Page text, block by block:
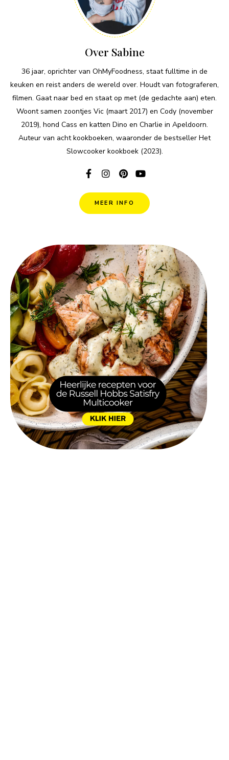
Over Sabine
36 jaar, oprichter van OhMyFoodness, staat fulltime in de
keuken en reist anders de wereld over. Houdt van fotograferen,
filmen. Gaat naar bed en staat op met (de gedachte aan) eten.
Woont samen zoontjes Vic (maart 2017) en Cody (november
2019), hond Cass en katten Dino en Charlie in Apeldoorn.
Auteur van acht kookboeken, waaronder de bestseller Het
Slowcooker kookboek (2023).
MEER INFO